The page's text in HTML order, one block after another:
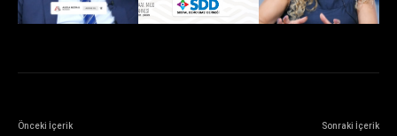
Önceki İçerik Sonraki İçerik